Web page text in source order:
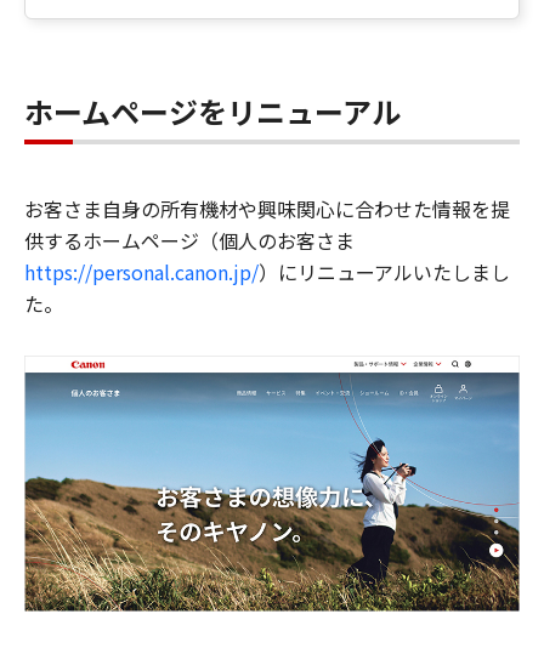
ホームページをリニューアル
お客さま自身の所有機材や興味関心に合わせた情報を提
供するホームページ（個人のお客さま
https://personal.canon.jp/）にリニューアルいたしまし
た。